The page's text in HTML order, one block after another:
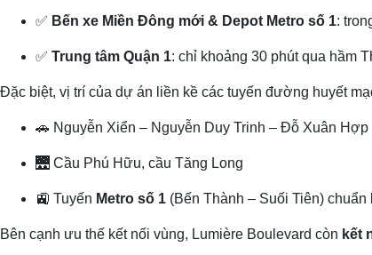
✅ Bến xe Miền Đông mới & Depot Metro số 1:
✅ Trung tâm Quận 1: chỉ khoảng 30 phút qua hầm
Đặc biệt, vị trí của dự án liền kề các tuyến đường huyết
🚗 Nguyễn Xiển – Nguyễn Duy Trinh – Đỗ Xuân Hợp
🌉 Cầu Phú Hữu, cầu Tăng Long
🚉 Tuyến Metro số 1 (Bến Thành – Suối Tiên)
Bên cạnh ưu thế kết nối vùng, Lumière Boulevard còn kết